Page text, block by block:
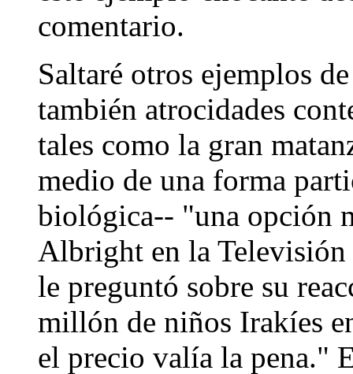
comentario.
Saltaré otros ejemplos
también atrocidades
tales como la gran
medio de una forma
biológica-- "una opción
Albright en la Televisión
le preguntó sobre su
millón de niños Irakíes
el precio valía la pena."